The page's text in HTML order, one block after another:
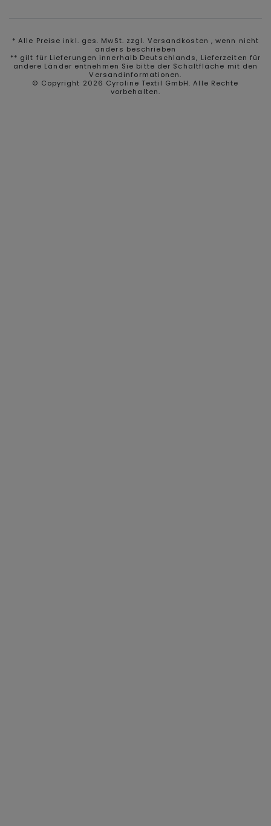
* Alle Preise inkl. ges. MwSt. zzgl. Versandkosten , wenn nicht
anders beschrieben
** gilt für Lieferungen innerhalb Deutschlands, Lieferzeiten für
andere Länder entnehmen Sie bitte der Schaltfläche mit den
Versandinformationen.
© Copyright 2026 Cyroline Textil GmbH. Alle Rechte
vorbehalten.